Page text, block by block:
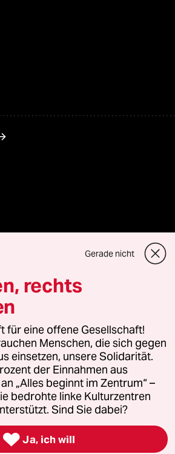
Vertriebs GmbH
rechtlichen Fragen oder für Genehmigungen
lizenzen@taz.de
Kommune-Richtlinien
Datenschutz Impressum AGB
widerrufen (Ads)
Gerade nicht
rechts
für eine offene Gesellschaft!
Menschen, die sich gegen
einsetzen, unsere Solidarität.
der Einnahmen aus
„Alles beginnt im Zentrum“ –
bedrohte linke Kulturzentren
Sind Sie dabei?
 Ja, ich will